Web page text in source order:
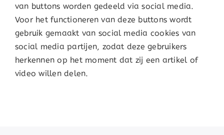
van buttons worden gedeeld via social media.
Voor het functioneren van deze buttons wordt
gebruik gemaakt van social media cookies van
social media partijen, zodat deze gebruikers
herkennen op het moment dat zij een artikel of
video willen delen.